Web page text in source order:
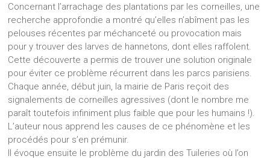
Concernant l’arrachage des plantations par les corneilles, une
recherche approfondie a montré qu’elles n’abîment pas les
pelouses récentes par méchanceté ou provocation mais
pour y trouver des larves de hannetons, dont elles raffolent.
Cette découverte a permis de trouver une solution originale
pour éviter ce problème récurrent dans les parcs parisiens.
Chaque année, début juin, la mairie de Paris reçoit des
signalements de corneilles agressives (dont le nombre me
paraît toutefois infiniment plus faible que pour les humains !).
L’auteur nous apprend les causes de ce phénomène et les
procédés pour s’en prémunir.
Il évoque ensuite le problème du jardin des Tuileries où l’on